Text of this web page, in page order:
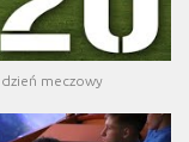
meczowy